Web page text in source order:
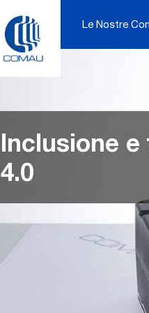
Le Nostre
Inclusione
4.0